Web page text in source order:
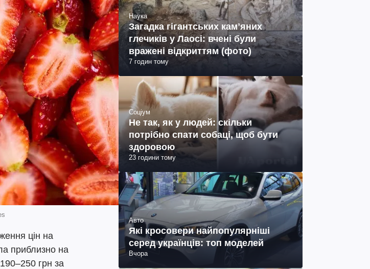
цін на
приблизно на
грн за
Наука
Загадка гігантських камʼяних
глечиків у Лаосі: вчені були
вражені відкриттям (фото)
7 годин тому
Соціум
Не так, як у людей: скільки
потрібно спати собаці, щоб бути
здоровою
23 години тому
Авто
Які кросовери найпопулярніші
серед українців: топ моделей
Вчора